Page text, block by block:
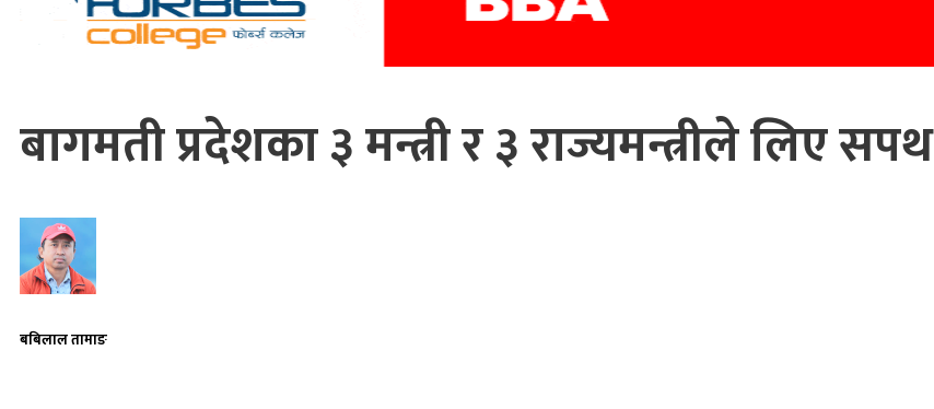
बागमती प्रदेशका ३ मन्त्री र ३ राज्यमन्त्रीले लिए सपथ
बबिलाल तामाङ